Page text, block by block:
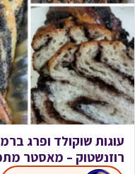
עוגות שוקולד ופרג
רוזנשטוק – מאסטר